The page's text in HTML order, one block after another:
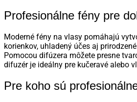
Profesionálne fény pre
Moderné fény na vlasy pomáhajú
korienkov, uhladený účes aj
Pomocou difúzera môžete presne
difuzér je ideálny pre kučeravé alebo
Pre koho sú